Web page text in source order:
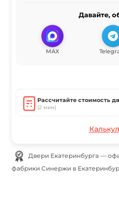
Давайте,
MAX
Рассчитайте стоимость
(2 мин)
фабрики Синержи в